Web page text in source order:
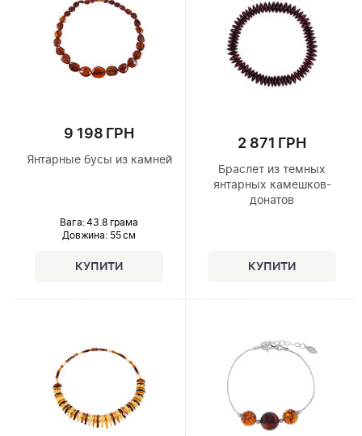
9 198 ГРН
Янтарные бусы из камней
Вага: 43.8 грама
Довжина:55 см
2 871 ГРН
Браслет из темных
янтарных камешков-
донатов